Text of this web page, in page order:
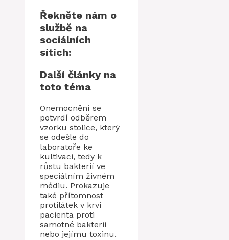
Řekněte nám o
službě na
sociálních
sítích:
Další články na
toto téma
Onemocnění se
potvrdí odběrem
vzorku stolice, který
se odešle do
laboratoře ke
kultivaci, tedy k
růstu bakterií ve
speciálním živném
médiu. Prokazuje
také přítomnost
protilátek v krvi
pacienta proti
samotné bakterii
nebo jejímu toxinu.